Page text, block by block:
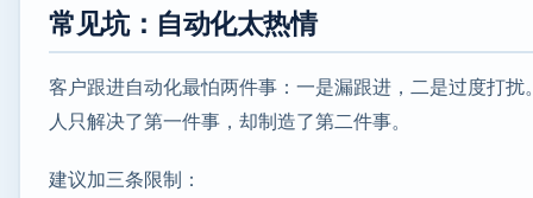
常见坑：自动化太热情
客户跟进自动化最怕两件事：一是漏跟进，二是过度打扰
人只解决了第一件事，却制造了第二件事。
建议加三条限制：